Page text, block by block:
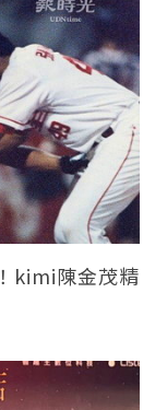
kimi陳金茂精